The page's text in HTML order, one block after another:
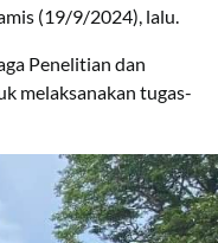
(19/9/2024), lalu.
Penelitian dan
melaksanakan tugas-